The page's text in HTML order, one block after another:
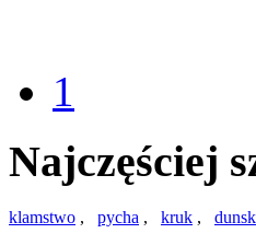
1
Najczęściej
klamstwo , pycha , kruk ,